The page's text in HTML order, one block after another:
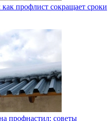
как профлист сокращает сроки
профнастил: советы